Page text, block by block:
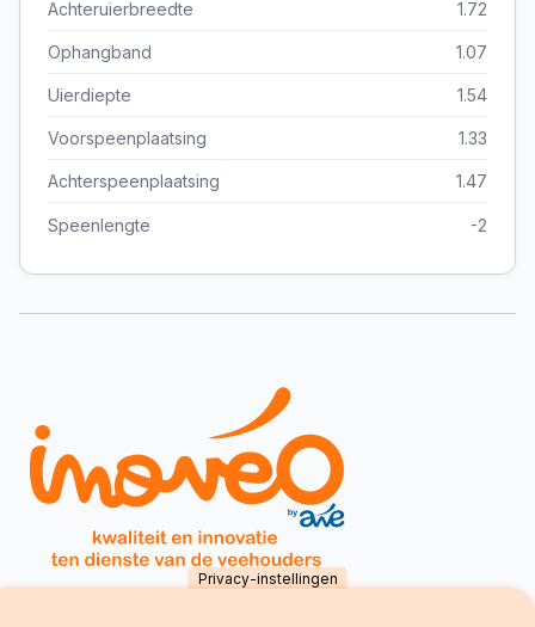
Achteruierbreedte 1.72
Ophangband 1.07
Uierdiepte 1.54
Voorspeenplaatsing 1.33
Achterspeenplaatsing 1.47
Speenlengte -2
Privacy-instellingen